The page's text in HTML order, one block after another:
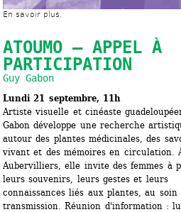
En savoir plus.
ATOUMO — APPEL À
PARTICIPATION
Guy Gabon
Lundi 21 septembre, 11h
Artiste visuelle et cinéaste
Gabon développe une recherche
autour des plantes médicinales, des
vivant et des mémoires en circulation.
Aubervilliers, elle invite des femmes à
leurs souvenirs, leurs gestes et leurs
connaissances liés aux plantes, au
transmission. Réunion d'information :